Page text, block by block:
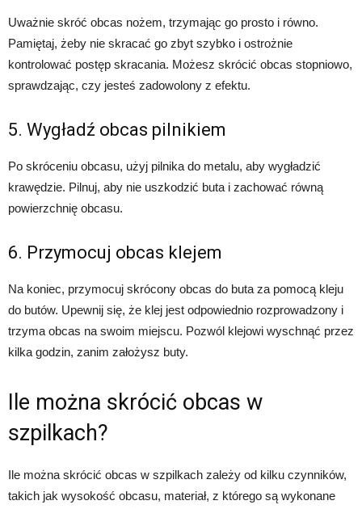
Uważnie skróć obcas nożem, trzymając go prosto i równo.
Pamiętaj, żeby nie skracać go zbyt szybko i ostrożnie
kontrolować postęp skracania. Możesz skrócić obcas stopniowo,
sprawdzając, czy jesteś zadowolony z efektu.
5. Wygładź obcas pilnikiem
Po skróceniu obcasu, użyj pilnika do metalu, aby wygładzić
krawędzie. Pilnuj, aby nie uszkodzić buta i zachować równą
powierzchnię obcasu.
6. Przymocuj obcas klejem
Na koniec, przymocuj skrócony obcas do buta za pomocą kleju
do butów. Upewnij się, że klej jest odpowiednio rozprowadzony i
trzyma obcas na swoim miejscu. Pozwól klejowi wyschnąć przez
kilka godzin, zanim założysz buty.
Ile można skrócić obcas w
szpilkach?
Ile można skrócić obcas w szpilkach zależy od kilku czynników,
takich jak wysokość obcasu, materiał, z którego są wykonane